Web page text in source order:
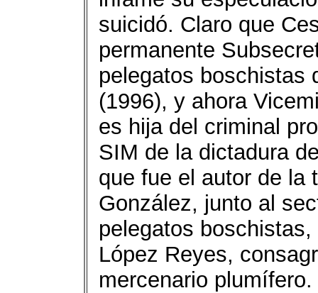
suicidó. Claro que
permanente
pelegatos boschistas
(1996), y ahora
es hija del criminal
SIM de la dictadura
que fue el autor de la
González, junto al
pelegatos
López Reyes,
mercenario plumífero.